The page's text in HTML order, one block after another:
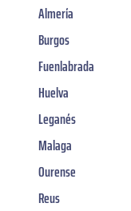
Almería
Burgos
Fuenlabrada
Huelva
Leganés
Malaga
Ourense
Reus